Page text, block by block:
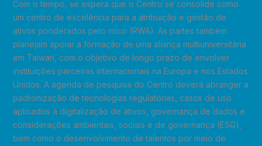
Com o tempo, se espera que o Centro se consolide como
um centro de excelência para a atribuição e gestão de
ativos ponderados pelo risco (RWA). As partes também
planejam apoiar a formação de uma aliança multiuniversitária
em Taiwan, com o objetivo de longo prazo de envolver
instituições parceiras internacionais na Europa e nos Estados
Unidos. A agenda de pesquisa do Centro deverá abranger a
padronização de tecnologias regulatórias, casos de uso
aplicados à digitalização de ativos, governança de dados e
considerações ambientais, sociais e de governança (ESG),
bem como o desenvolvimento de talentos por meio de